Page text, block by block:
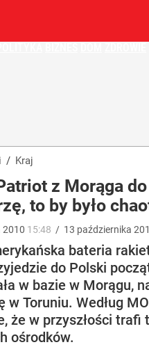
/ Kraj
z Morąga
to by było
2010 15:48 / 13 października
bateria
do Polski
w bazie w Morągu,
w Toruniu. Według
że w przyszłości trafi
ośrodków.